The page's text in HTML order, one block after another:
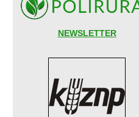
NEWSLETTER